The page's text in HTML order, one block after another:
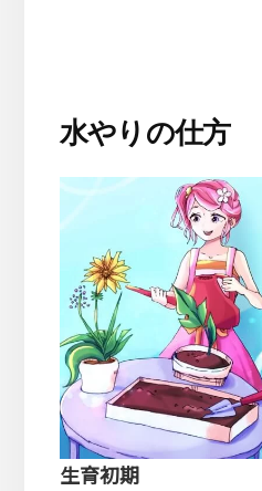
水やりの仕方
生育初期